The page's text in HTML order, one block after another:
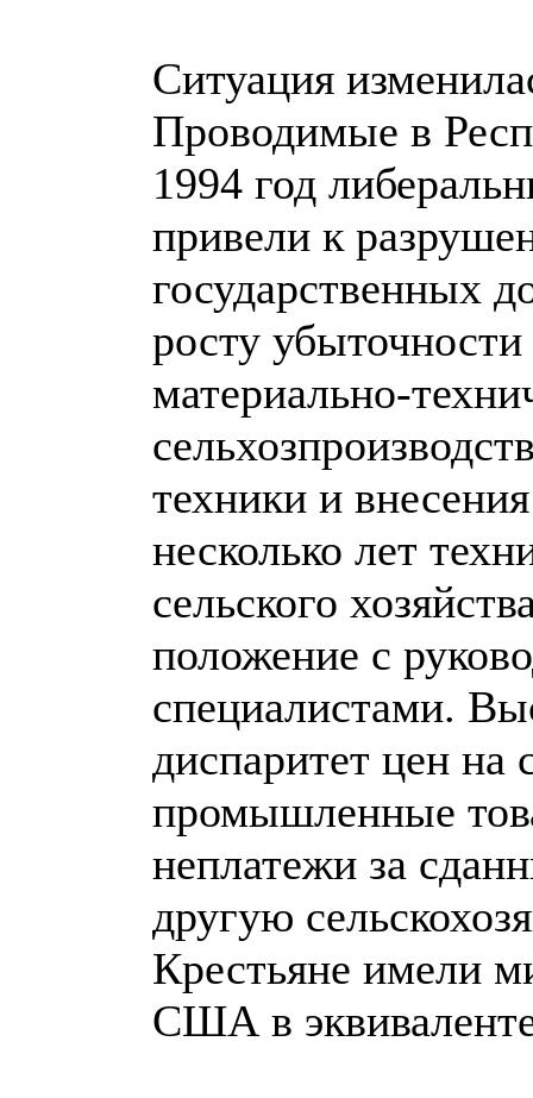
Ситуация
Проводимые в
1994 год
привели к
государственных
росту
материально-
техники и
несколько лет
сельского
положение с
специалистами.
диспаритет цен на
промышленные
неплатежи за
другую
Крестьяне имели
США в